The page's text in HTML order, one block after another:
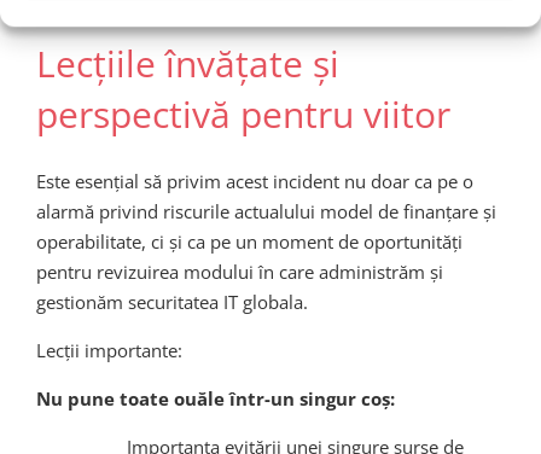
Lecțiile învățate și
perspectivă pentru viitor
Este esențial să privim acest incident nu doar ca pe o
alarmă privind riscurile actualului model de finanțare și
operabilitate, ci și ca pe un moment de oportunități
pentru revizuirea modului în care administrăm și
gestionăm securitatea IT globala.
Lecții importante:
Nu pune toate ouăle într-un singur coș:
Importanța evitării unei singure surse de